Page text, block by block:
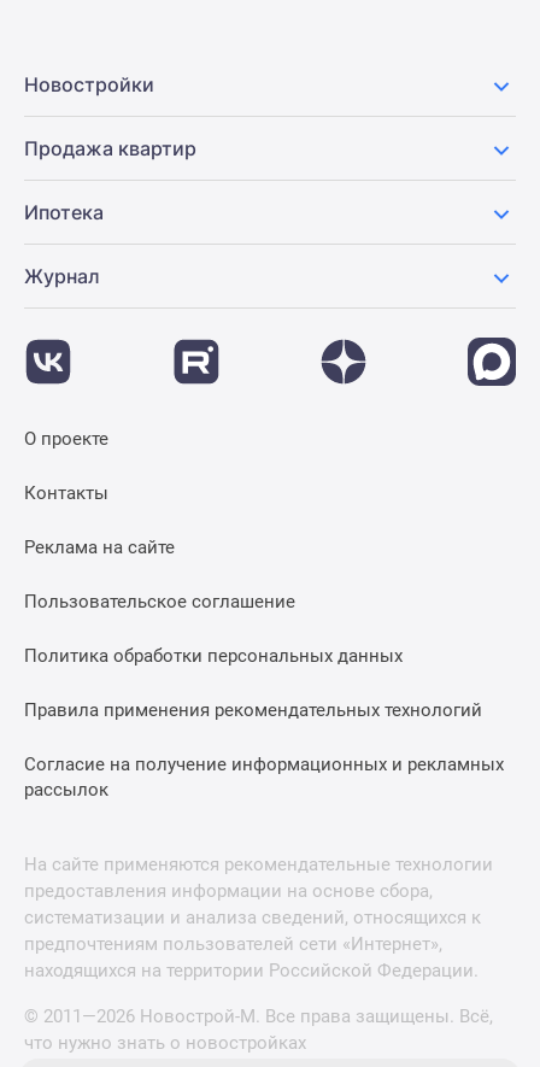
Новостройки
Продажа квартир
Ипотека
Журнал
О проекте
Контакты
Реклама на сайте
Пользовательское соглашение
Политика обработки персональных данных
Правила применения рекомендательных технологий
Согласие на получение информационных и рекламных
рассылок
На сайте применяются рекомендательные технологии
предоставления информации на основе сбора,
систематизации и анализа сведений, относящихся к
предпочтениям пользователей сети «Интернет»,
находящихся на территории Российской Федерации.
© 2011—2026 Новострой-М. Все права защищены. Всё,
что нужно знать о новостройках